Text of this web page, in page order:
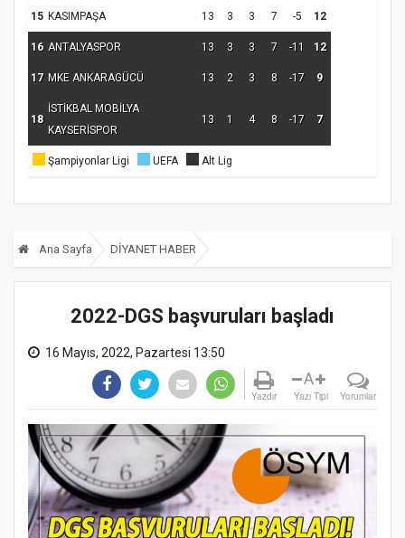
15 KASIMPAŞA 13 3 3 7 -5 12
16 ANTALYASPOR 13 3 3 7 -11 12
17 MKE ANKARAGÜCÜ 13 2 3 8 -17 9
18
İSTİKBAL MOBİLYA
KAYSERİSPOR
13 1 4 8 -17 7
Şampiyonlar Ligi UEFA Alt Lig
Ana Sayfa DİYANET HABER
2022-DGS başvuruları başladı
16 Mayıs, 2022, Pazartesi 13:50
Yazdır
A
Yazı Tipi Yorumlar